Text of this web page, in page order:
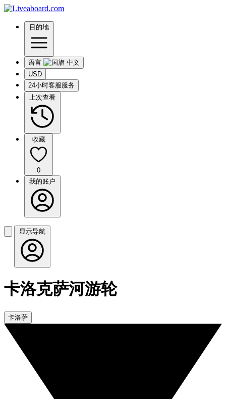
目的地
语言
USD
24小时客服服务
上次查看
收藏
0
我的账户
显示导航
卡洛克萨河游轮
卡洛萨